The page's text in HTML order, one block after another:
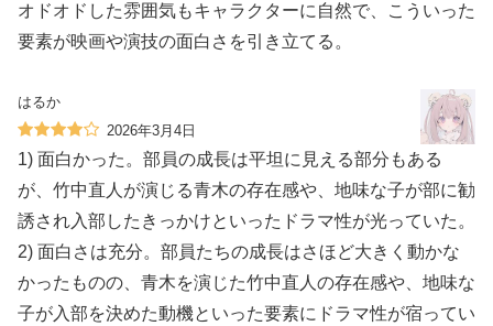
オドオドした雰囲気もキャラクターに自然で、こういった
要素が映画や演技の面白さを引き立てる。
はるか
2026年3月4日
1) 面白かった。部員の成長は平坦に見える部分もある
が、竹中直人が演じる青木の存在感や、地味な子が部に勧
誘され入部したきっかけといったドラマ性が光っていた。
2) 面白さは充分。部員たちの成長はさほど大きく動かな
かったものの、青木を演じた竹中直人の存在感や、地味な
子が入部を決めた動機といった要素にドラマ性が宿ってい